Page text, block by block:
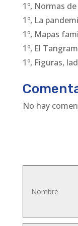
1º, Normas
1º, La
1º, Mapas
1º, El Tangram
1º, Figuras,
No hay